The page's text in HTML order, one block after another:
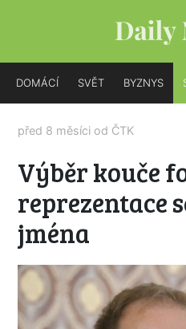
DOMÁCÍ SVĚT BYZNYS
před 8 měsíci od ČTK
Výběr kouče
reprezentace
jména